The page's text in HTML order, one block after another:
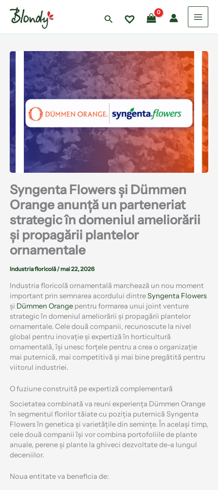
content
Search
Syngenta Flowers și Dümmen
Orange anunță un parteneriat
strategic în domeniul ameliorării
și propagării plantelor
ornamentale
Industria floricolă/mai 22, 2026
Industria floricolă ornamentală marchează un nou moment
important prin semnarea acordului dintreSyngenta Flowers
și Dümmen Orange pentru formarea unui joint venture
strategic în domeniul ameliorării și propagării plantelor
ornamentale. Cele două companii, recunoscute la nivel
global pentru inovație și expertiză în horticultură
ornamentală, își unesc forțele pentru a crea o organizație
mai puternică, mai competitivă și mai bine pregătită pentru
viitorul industriei.
O fuziune construită pe expertiză complementară
Societatea combinată va reuni experiența Dümmen Orange
în segmentul florilor tăiate cu poziția puternică Syngenta
Flowers în genetica și varietățile din semințe. În același timp,
cele două companii își vor combina portofoliile de plante
anuale, perene și plante la ghiveci dezvoltate de-a lungul
deceniilor.
Noua entitate va beneficia de: